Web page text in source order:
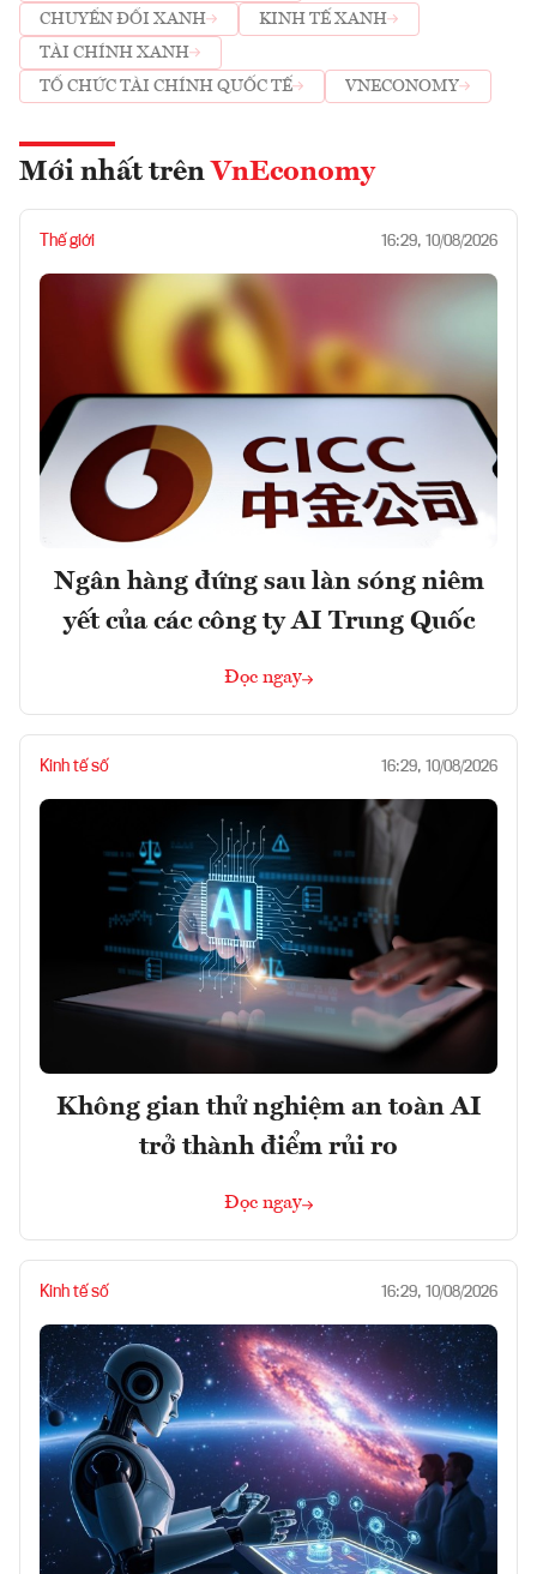
CHUYỂN ĐỔI XANH
KINH TẾ XANH
TÀI CHÍNH XANH
TỔ CHỨC TÀI CHÍNH QUỐC TẾ
VNECONOMY
Mới nhất trên VnEconomy
Thế giới 16:29, 10/08/2026
Ngân hàng đứng sau làn sóng niêm
yết của các công ty AI Trung Quốc
Đọc ngay
Kinh tế số 16:29, 10/08/2026
Không gian thử nghiệm an toàn AI
trở thành điểm rủi ro
Đọc ngay
Kinh tế số 16:29, 10/08/2026